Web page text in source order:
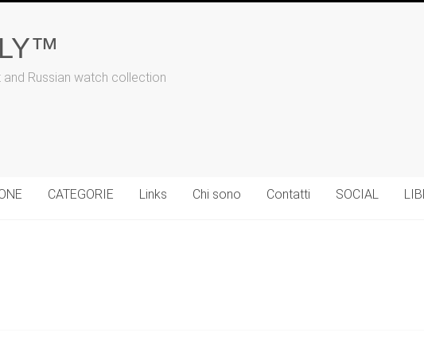
and Russian watch collection
CATEGORIE Links Chi sono Contatti SOCIAL